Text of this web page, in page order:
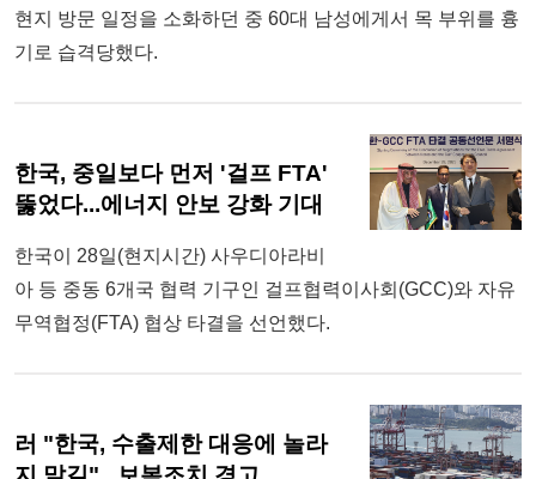
현지 방문 일정을 소화하던 중 60대 남성에게서 목 부위를 흉
기로 습격당했다.
한국, 중일보다 먼저 '걸프 FTA'
뚫었다...에너지 안보 강화 기대
한국이 28일(현지시간) 사우디아라비
아 등 중동 6개국 협력 기구인 걸프협력이사회(GCC)와 자유
무역협정(FTA) 협상 타결을 선언했다.
러 "한국, 수출제한 대응에 놀라